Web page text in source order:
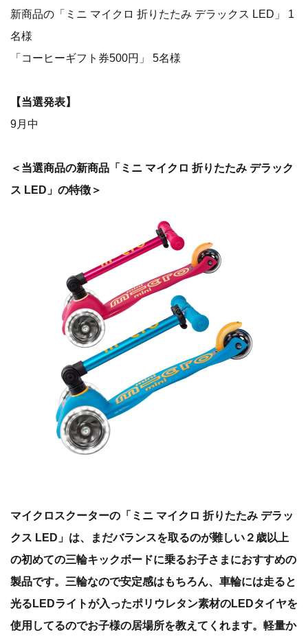
新商品の「ミニ マイクロ 折りたたみ デラックス LED」 1
名様
「コーヒーギフト券500円」 5名様
【当選発表】
9月中
＜当選商品の新商品「ミニ マイクロ 折りたたみ デラック
ス LED」の特徴＞
​マイクロスクーターの「ミニ マイクロ 折りたたみ デラッ
クス LED」は、まだバランスを取るのが難しい２歳以上
の初めての三輪キックボードに乗るお子さまにおすすめの
製品です。三輪なので安定感はもちろん、車輪には走ると
光るLEDライトが入ったポリウレタン素材のLEDタイヤを
使用してるのでお子様の居場所を教えてくれます。軽量か